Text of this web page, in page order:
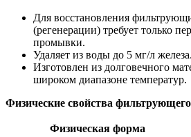
Для восстановления
(регенерации) требует только
промывки.
Удаляет из воды до 5 мг/л железа.
Изготовлен из долговечного
широком диапазоне температур.
Физические свойства
Физическая форма